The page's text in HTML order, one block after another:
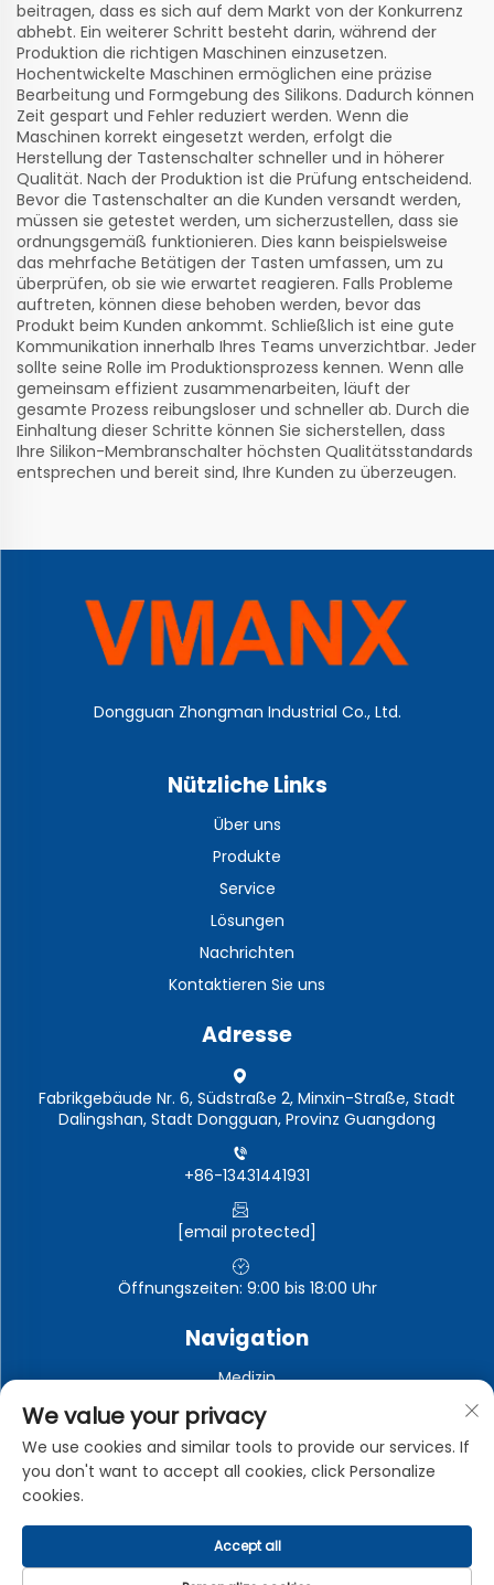
beitragen, dass es sich auf dem Markt von der Konkurrenz
abhebt. Ein weiterer Schritt besteht darin, während der
Produktion die richtigen Maschinen einzusetzen.
Hochentwickelte Maschinen ermöglichen eine präzise
Bearbeitung und Formgebung des Silikons. Dadurch können
Zeit gespart und Fehler reduziert werden. Wenn die
Maschinen korrekt eingesetzt werden, erfolgt die
Herstellung der Tastenschalter schneller und in höherer
Qualität. Nach der Produktion ist die Prüfung entscheidend.
Bevor die Tastenschalter an die Kunden versandt werden,
müssen sie getestet werden, um sicherzustellen, dass sie
ordnungsgemäß funktionieren. Dies kann beispielsweise
das mehrfache Betätigen der Tasten umfassen, um zu
überprüfen, ob sie wie erwartet reagieren. Falls Probleme
auftreten, können diese behoben werden, bevor das
Produkt beim Kunden ankommt. Schließlich ist eine gute
Kommunikation innerhalb Ihres Teams unverzichtbar. Jeder
sollte seine Rolle im Produktionsprozess kennen. Wenn alle
gemeinsam effizient zusammenarbeiten, läuft der
gesamte Prozess reibungsloser und schneller ab. Durch die
Einhaltung dieser Schritte können Sie sicherstellen, dass
Ihre Silikon-Membranschalter höchsten Qualitätsstandards
entsprechen und bereit sind, Ihre Kunden zu überzeugen.
Dongguan Zhongman Industrial Co., Ltd.
Nützliche Links
Über uns
Produkte
Service
Lösungen
Nachrichten
Kontaktieren Sie uns
Adresse
Fabrikgebäude Nr. 6, Südstraße 2, Minxin-Straße, Stadt
Dalingshan, Stadt Dongguan, Provinz Guangdong
+86-13431441931
[email protected]
Öffnungszeiten: 9:00 bis 18:00 Uhr
Navigation
Medizin
Automobil-Elektronik
Elektronische und elektrische Geräte
Industrie
Urheberrechte © Dongguan Zhongman Industrial Co., Ltd.
We value your privacy
We use cookies and similar tools to provide our services. If
you don't want to accept all cookies, click Personalize
cookies.
Accept all